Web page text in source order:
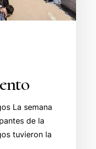
La semana
de la
tuvieron la